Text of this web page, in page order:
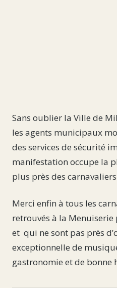
Sans oublier la Ville de
les agents municipaux
des services de sécurité
manifestation occupe la
plus près des
Merci enfin à tous les
retrouvés à la
et qui ne sont pas près
exceptionnelle de
gastronomie et de bonne